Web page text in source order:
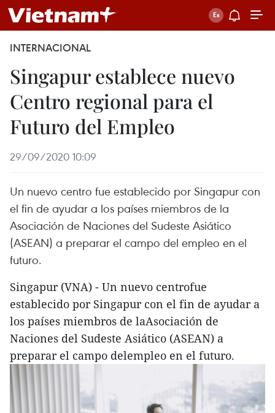
INTERNACIONAL
Singapur establece nuevo
Centro regional para el
Futuro del Empleo
29/09/2020 10:09
Un nuevo centro fue establecido por Singapur con
el fin de ayudar a los países miembros de la
Asociación de Naciones del Sudeste Asiático
(ASEAN) a preparar el campo del empleo en el
futuro.
Singapur (VNA) - Un nuevo centrofue
establecido por Singapur con el fin de ayudar a
los países miembros de laAsociación de
Naciones del Sudeste Asiático (ASEAN) a
preparar el campo delempleo en el futuro.